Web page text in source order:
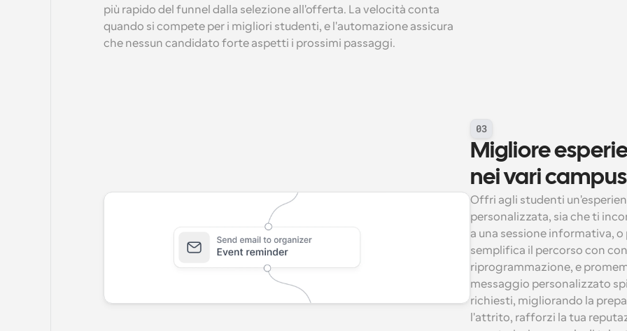
più rapido del funnel dalla selezione all'offerta. La velocità conta
quando si compete per i migliori studenti, e l'automazione assicura
che nessun candidato forte aspetti i prossimi passaggi.
03
Migliore
nei vari campus
Offri agli studenti
personalizzata, sia che ti
a una sessione informativa,
semplifica il percorso con
riprogrammazione, e
messaggio personalizzato
richiesti, migliorando la
l'attrito, rafforzi la tua